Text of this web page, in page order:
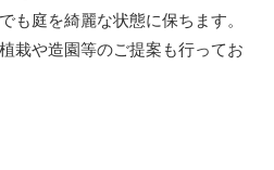
も庭を綺麗な状態に保ちます。
栽や造園等のご提案も行ってお